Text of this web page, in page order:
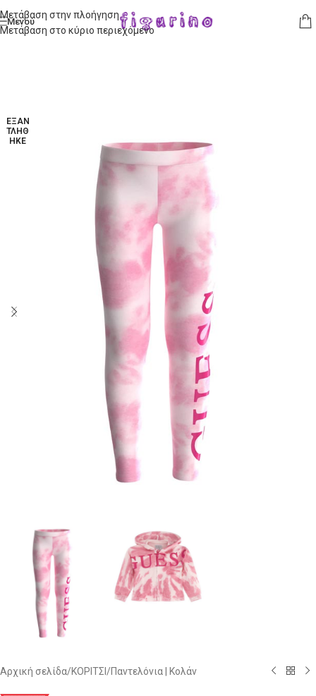
Μετάβαση στην πλοήγηση
Μετάβαση στο κύριο περιεχόμενο
Μενού
ΕΞΑΝ
ΤΛΉΘ
ΗΚΕ
Αρχική σελίδα/ΚΟΡΙΤΣΙ /Παντελόνια | Κολάν